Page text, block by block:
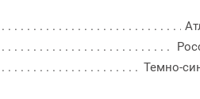
Темно-